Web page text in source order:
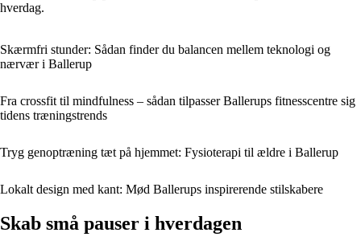
hverdag.
Skærmfri stunder: Sådan finder du balancen mellem teknologi og
nærvær i Ballerup
Fra crossfit til mindfulness – sådan tilpasser Ballerups fitnesscentre sig
tidens træningstrends
Tryg genoptræning tæt på hjemmet: Fysioterapi til ældre i Ballerup
Lokalt design med kant: Mød Ballerups inspirerende stilskabere
Skab små pauser i hverdagen